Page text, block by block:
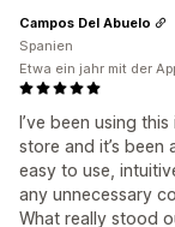
I’ve been using
store and it’s been
easy to use,
any unnecessary
What really stood
Campos Del Abuelo
Spanien
Etwa ein jahr mit der